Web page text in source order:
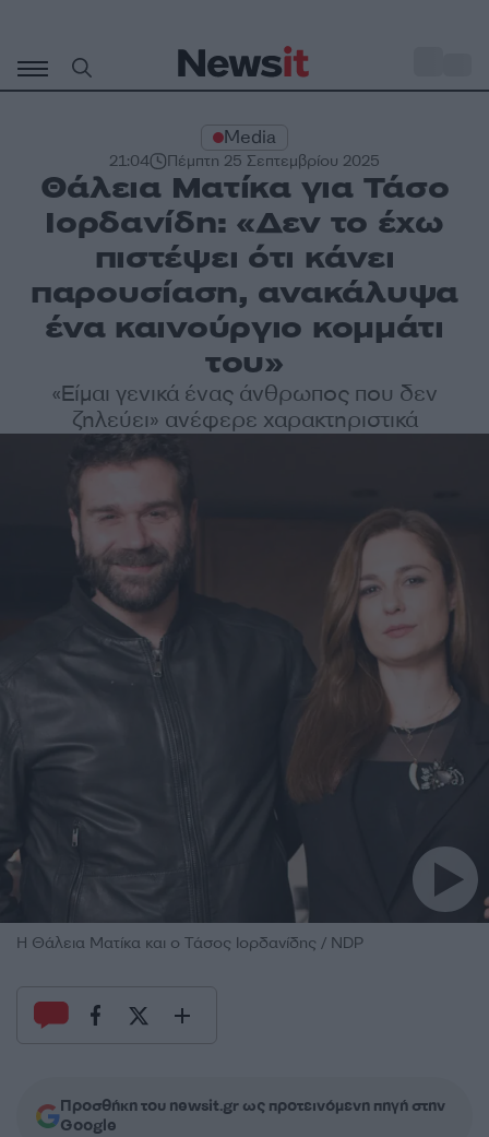
περιεχόμενο
Media
21:04 Πέμπτη 25 Σεπτεμβρίου 2025
Θάλεια Ματίκα για Τάσο
Ιορδανίδη: «Δεν το έχω
πιστέψει ότι κάνει
παρουσίαση, ανακάλυψα
ένα καινούργιο κομμάτι
του»
«Είμαι γενικά ένας άνθρωπος που δεν
ζηλεύει» ανέφερε χαρακτηριστικά
Η Θάλεια Ματίκα και ο Τάσος Ιορδανίδης / NDP
Προσθήκη του newsit.gr ως προτεινόμενη πηγή στην
Google